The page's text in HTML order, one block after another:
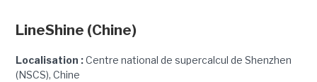
LineShine (Chine)
Localisation :Centre national de supercalcul de Shenzhen
(NSCS), Chine